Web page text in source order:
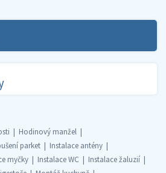
Hodinový manžel
parket
Instalace antény
myčky Instalace WC
Instalace žaluzií